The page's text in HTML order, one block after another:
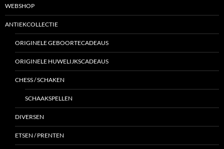
WEBSHOP
ANTIEKCOLLECTIE
ORIGINELE GEBOORTECADEAUS
ORIGINELE HUWELIJKSCADEAUS
CHESS / SCHAKEN
SCHAAKSPELLEN
DIVERSEN
ETSEN / PRENTEN